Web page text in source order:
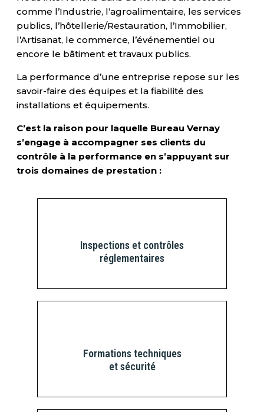
comme l’Industrie, l‘agroalimentaire, les services
publics, l’hôtellerie/Restauration, l’Immobilier,
l’Artisanat, le commerce, l’événementiel ou
encore le bâtiment et travaux publics.
La performance d’une entreprise repose sur les
savoir-faire des équipes et la fiabilité des
installations et équipements.
C’est la raison pour laquelle Bureau Vernay
s’engage à accompagner ses clients du
contrôle à la performance en s’appuyant sur
trois domaines de prestation :
Inspections et contrôles
réglementaires
Formations techniques
et sécurité